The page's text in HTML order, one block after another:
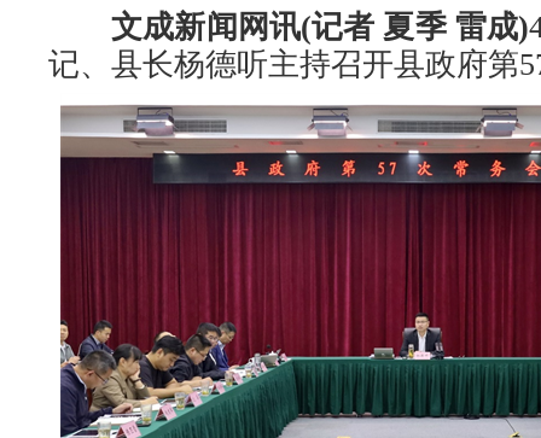
文成新闻网讯(记者 夏季 雷成)
记、县长杨德听主持召开县政府第